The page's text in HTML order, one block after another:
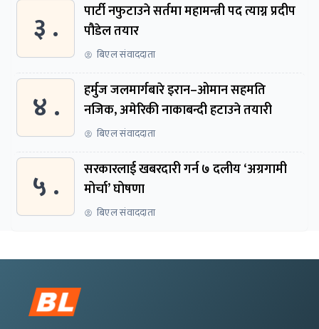
३ .
पार्टी नफुटाउने सर्तमा महामन्त्री पद त्याग्न प्रदीप
पौडेल तयार
बिएल संवाददाता
४ .
हर्मुज जलमार्गबारे इरान–ओमान सहमति
नजिक, अमेरिकी नाकाबन्दी हटाउने तयारी
बिएल संवाददाता
५ .
सरकारलाई खबरदारी गर्न ७ दलीय ‘अग्रगामी
मोर्चा’ घोषणा
बिएल संवाददाता